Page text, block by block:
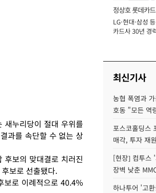
새누리당이 절대 우위를
과를 속단할 수 없는 상
후보의 맞대결로 치러진
보로 선출됐다.
보로 이례적으로 40.4%
정상호 롯데카
장
LG·현대·삼성
카드사 30년 경
최신기사
농협 폭염과
호동 "모든 역
포스코홀딩스
매각, 투자 재
[현장] 컴투스
장벽 낮춘
하나투어 '고